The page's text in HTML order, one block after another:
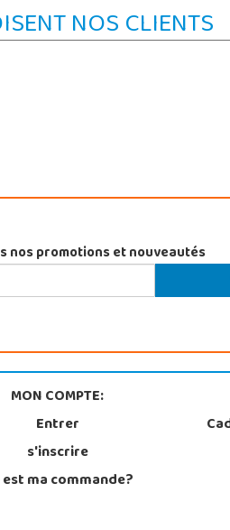
NOS CLIENTS
nos promotions et nouveautés
MON COMPTE:
Entrer
s'inscrire
ma commande?